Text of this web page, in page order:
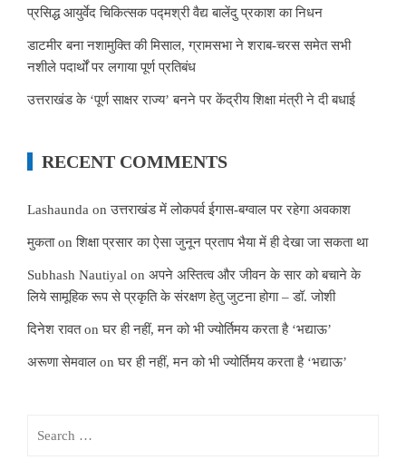
प्रसिद्ध आयुर्वेद चिकित्सक पद्मश्री वैद्य बालेंदु प्रकाश का निधन
डाटमीर बना नशामुक्ति की मिसाल, ग्रामसभा ने शराब-चरस समेत सभी
नशीले पदार्थों पर लगाया पूर्ण प्रतिबंध
उत्तराखंड के ‘पूर्ण साक्षर राज्य’ बनने पर केंद्रीय शिक्षा मंत्री ने दी बधाई
RECENT COMMENTS
Lashaunda onउत्तराखंड में लोकपर्व ईगास-बग्वाल पर रहेगा अवकाश
मुकताonशिक्षा प्रसार का ऐसा जुनून प्रताप भैया में ही देखा जा सकता था
Subhash Nautiyal on अपने अस्तित्व और जीवन के सार को बचाने के
लिये सामूहिक रूप से प्रकृति के संरक्षण हेतु जुटना होगा – डॉ. जोशी
दिनेश रावतonघर ही नहीं, मन को भी ज्योर्तिमय करता है ‘भद्याऊ’
अरूणा सेमवाल onघर ही नहीं, मन को भी ज्योर्तिमय करता है ‘भद्याऊ’